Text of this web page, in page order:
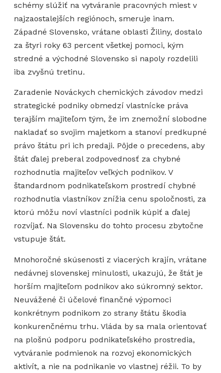
schémy slúžiť na vytváranie pracovných miest v
najzaostalejších regiónoch, smeruje inam.
Západné Slovensko, vrátane oblasti Žiliny, dostalo
za štyri roky 63 percent všetkej pomoci, kým
stredné a východné Slovensko si napoly rozdelili
iba zvyšnú tretinu.
Zaradenie Nováckych chemických závodov medzi
strategické podniky obmedzí vlastnícke práva
terajším majiteľom tým, že im znemožní slobodne
nakladať so svojim majetkom a stanoví predkupné
právo štátu pri ich predaji. Pôjde o precedens, aby
štát ďalej preberal zodpovednosť za chybné
rozhodnutia majiteľov veľkých podnikov. V
štandardnom podnikateľskom prostredí chybné
rozhodnutia vlastníkov znížia cenu spoločnosti, za
ktorú môžu noví vlastníci podnik kúpiť a ďalej
rozvíjať. Na Slovensku do tohto procesu zbytočne
vstupuje štát.
Mnohoročné skúsenosti z viacerých krajín, vrátane
nedávnej slovenskej minulosti, ukazujú, že štát je
horším majiteľom podnikov ako súkromný sektor.
Neuvážené či účelové finančné výpomoci
konkrétnym podnikom zo strany štátu škodia
konkurenčnému trhu. Vláda by sa mala orientovať
na plošnú podporu podnikateľského prostredia,
vytváranie podmienok na rozvoj ekonomických
aktivít, a nie na podnikanie vo vlastnej réžii. To by